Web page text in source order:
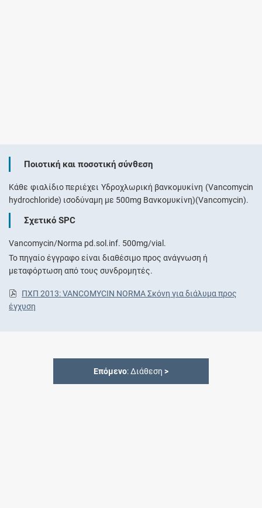
Ποιοτική και ποσοτική σύνθεση
Κάθε φιαλίδιο περιέχει Υδροχλωρική βανκομυκίνη (Vancomycin
hydrochloride) ισοδύναμη με 500mg Βανκομυκίνη)(Vancomycin).
Σχετικό SPC
Vancomycin/Norma pd.sol.inf. 500mg/vial.
Το πηγαίο έγγραφο είναι διαθέσιμο προς ανάγνωση ή
μεταφόρτωση από τους συνδρομητές.
ΠΧΠ 2013: VANCOMYCIN NORMA Σκόνη για διάλυμα προς
έγχυση
Επόμενο: Διάθεση >